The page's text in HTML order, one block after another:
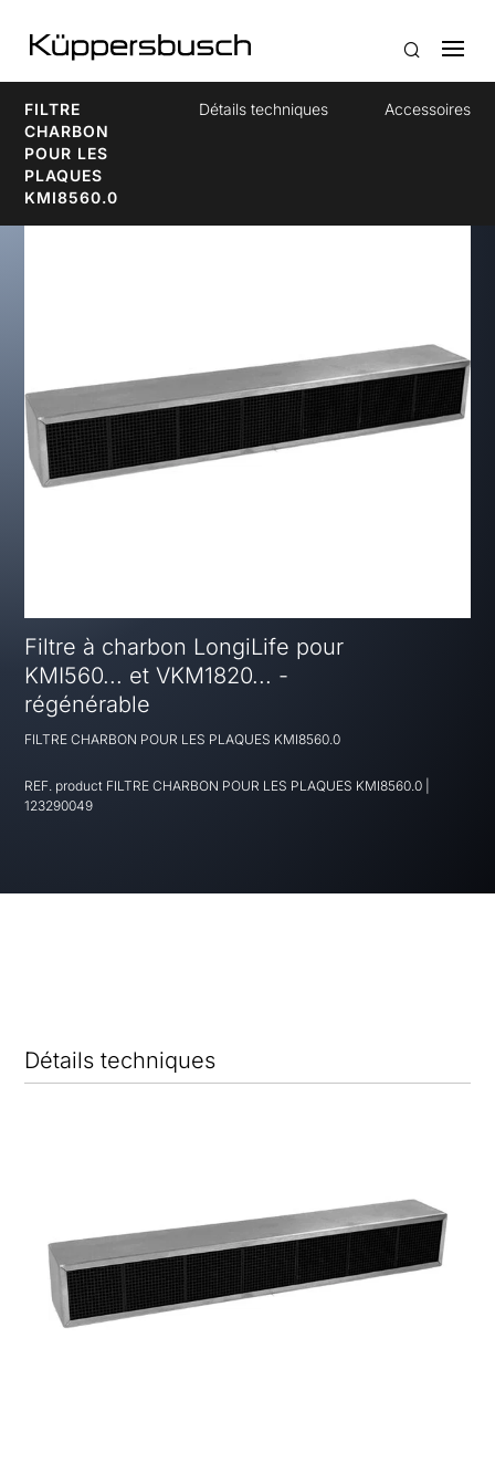
FILTRE
CHARBON
POUR LES
PLAQUES
KMI8560.0
Détails techniques Accessoires
Filtre à charbon LongiLife pour
KMI560... et VKM1820... -
régénérable
FILTRE CHARBON POUR LES PLAQUES KMI8560.0
REF. product FILTRE CHARBON POUR LES PLAQUES KMI8560.0
123290049
Détails techniques